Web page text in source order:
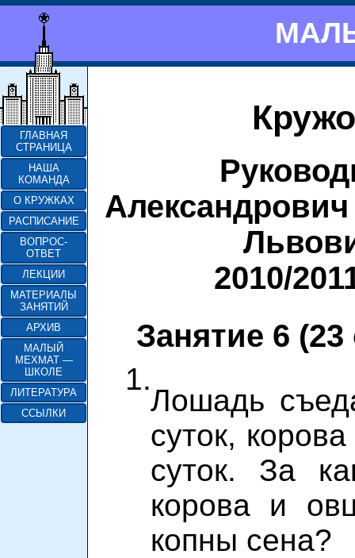
ГЛАВНАЯ
СТРАНИЦА
НАША
КОМАНДА
О КРУЖКАХ
РАСПИСАНИЕ
ВОПРОС-
ОТВЕТ
ЛЕКЦИИ
МАТЕРИАЛЫ
ЗАНЯТИЙ
АРХИВ
МАЛЫЙ
МЕХМАТ —
ШКОЛЕ
ЛИТЕРАТУРА
ССЫЛКИ
2010/
Занятие 6 (23
1.
Лошадь
суток,
суток. За
корова и
копны сена?